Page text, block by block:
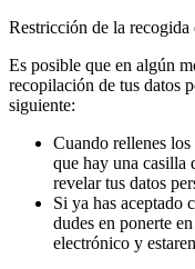
Restricción de la recogida
Es posible que en algún
recopilación de tus datos
siguiente:
Cuando rellenes
que hay una casilla
revelar tus datos
Si ya has aceptado
dudes en ponerte
electrónico y